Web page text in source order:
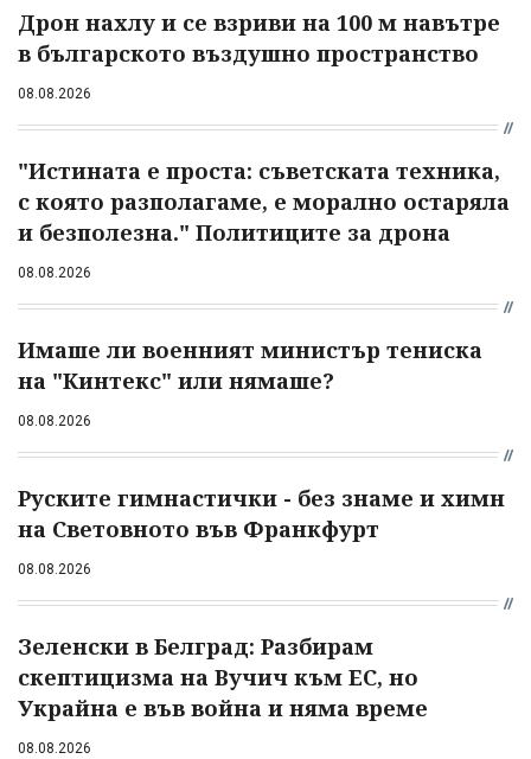
Дрон нахлу и се взриви на 100 м навътре
в българското въздушно пространство
08.08.2026
"Истината е проста: съветската техника,
с която разполагаме, е морално остаряла
и безполезна." Политиците за дрона
08.08.2026
Имаше ли военният министър тениска
на "Кинтекс" или нямаше?
08.08.2026
Руските гимнастички - без знаме и химн
на Световното във Франкфурт
08.08.2026
Зеленски в Белград: Разбирам
скептицизма на Вучич към ЕС, но
Украйна е във война и няма време
08.08.2026